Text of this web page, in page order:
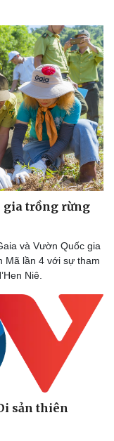
thời sự
tình yêu
cho bé
tâm hồn
gia trồng rừng
và Vườn Quốc gia
Mã lần 4 với sự tham
Niê.
sản thiên